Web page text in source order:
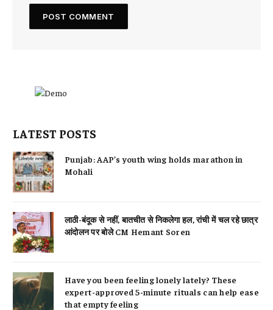
LATEST POSTS
Punjab: AAP’s youth wing holds marathon in
Mohali
लाठी-बंदूक से नहीं, बातचीत से निकलेगा हल, रांची में चल रहे छात्र
आंदोलन पर बोले CM Hemant Soren
Have you been feeling lonely lately? These
expert-approved 5-minute rituals can help ease
that empty feeling